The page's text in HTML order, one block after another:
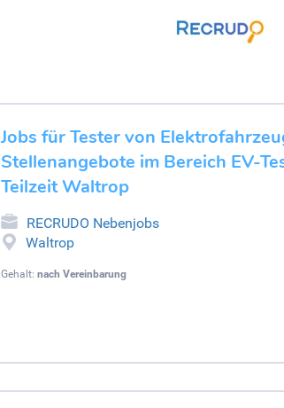
Jobs für Tester von
Stellenangebote im Bereich EV-
Teilzeit Waltrop
RECRUDO Nebenjobs
Waltrop
Gehalt: nach Vereinbarung